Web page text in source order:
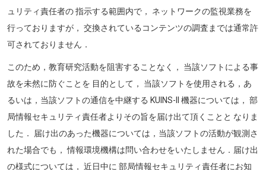
ュリティ責任者の 指示する範囲内で， ネットワークの監視業務を
行っておりますが， 交換されているコンテンツの調査までは通常許
可されておりません．
このため，教育研究活動を阻害することなく， 当該ソフトによる事
故を未然に防ぐことを 目的として， 当該ソフトを使用される，あ
るいは，当該ソフトの通信を中継する KUINS-II 機器については， 部
局情報セキュリティ責任者よりその旨を届け出て頂くことと なりま
した． 届け出のあった機器については，当該ソフトの活動が観測さ
れた場合でも， 情報環境機構は問い合わせをいたしません．届け出
の様式については， 近日中に 部局情報セキュリティ責任者にお知